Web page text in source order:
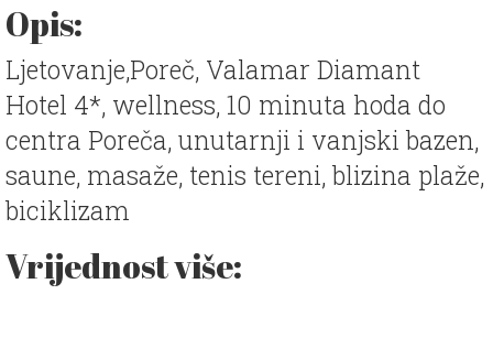
Opis:
Ljetovanje,Poreč, Valamar Diamant
Hotel 4*, wellness, 10 minuta hoda do
centra Poreča, unutarnji i vanjski bazen,
saune, masaže, tenis tereni, blizina plaže,
biciklizam
Vrijednost više: